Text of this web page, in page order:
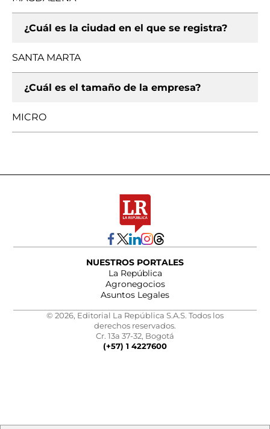
¿Cuál es la ciudad en el que se registra?
SANTA MARTA
¿Cuál es el tamaño de la empresa?
MICRO
NUESTROS PORTALES
La República
Agronegocios
Asuntos Legales
© 2026, Editorial La República S.A.S. Todos los
derechos reservados.
Cr. 13a 37-32, Bogotá
(+57) 1 4227600